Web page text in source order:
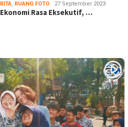
, RUANG FOTO 27 September 2023
Rasa Eksekutif, …